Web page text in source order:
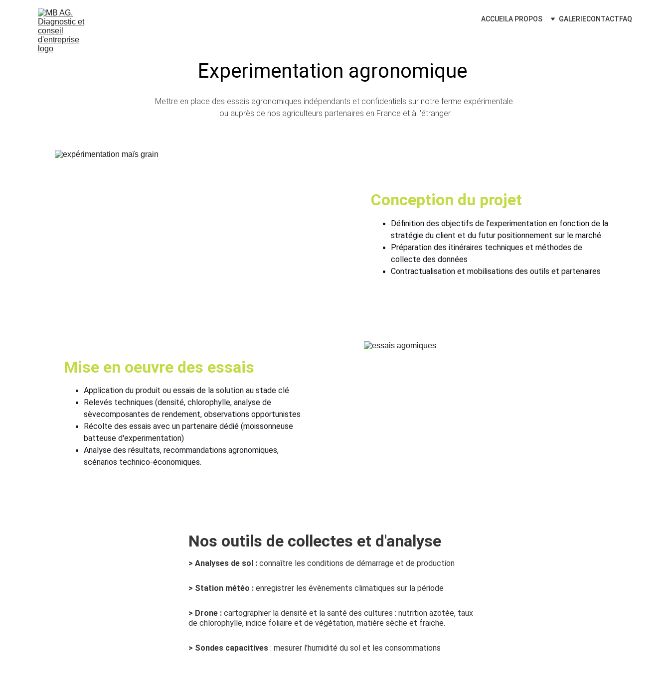
ACCUEILA PROPOS GALERIECONTACTFAQ
Experimentation agronomique
Mettre en place des essais agronomiques indépendants et confidentiels sur notre ferme expérimentale
ou auprès de nos agriculteurs partenaires en France et à l'étranger
Conception du projet
Définition des objectifs de l'experimentation en fonction de la
stratégie du client et du futur positionnement sur le marché
Préparation des itinéraires techniques et méthodes de
collecte des données
Contractualisation et mobilisations des outils et partenaires
Mise en oeuvre des essais
Application du produit ou essais de la solution au stade clé
Relevés techniques (densité, chlorophylle, analyse de
sèvecomposantes de rendement, observations opportunistes
Récolte des essais avec un partenaire dédié (moissonneuse
batteuse d'experimentation)
Analyse des résultats, recommandations agronomiques,
scénarios technico-économiques.
Nos outils de collectes et d'analyse
> Analyses de sol : connaître les conditions de démarrage et de production
> Station météo : enregistrer les évènements climatiques sur la période
> Drone : cartographier la densité et la santé des cultures : nutrition azotée, taux
de chlorophylle, indice foliaire et de végétation, matière sèche et fraiche.
> Sondes capacitives : mesurer l'humidité du sol et les consommations